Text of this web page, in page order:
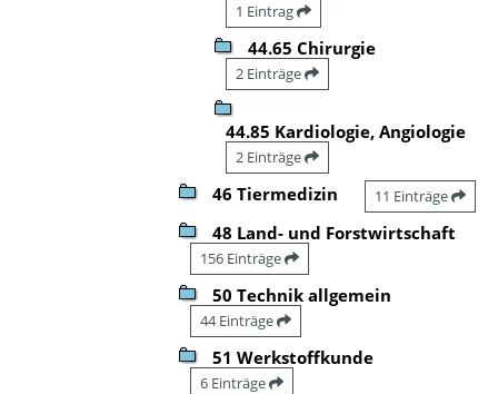
1 Eintrag
44.65 Chirurgie
2 Einträge
44.85 Kardiologie, Angiologie
2 Einträge
46 Tiermedizin 11 Einträge
48 Land- und Forstwirtschaft
156 Einträge
50 Technik allgemein
44 Einträge
51 Werkstoffkunde
6 Einträge